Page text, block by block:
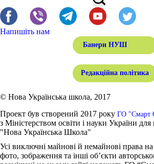
Напишіть нам
Банери НУШ
Редакційна політика
© Нова Українська школа, 2017
Проект був створений 2017 року ГО "Смарт
з Міністерством освіти і науки України
"Нова Українська Школа"
Усі виключні майнові й немайнові права на
фото, зображення та інші об’єкти